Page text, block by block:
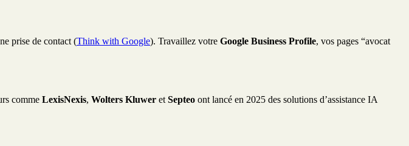
prise de contact (Think with Google). Travaillez votre Google Business Profile, vos pages “avocat
comme LexisNexis, Wolters Kluwer et Septeo ont lancé en 2025 des solutions d’assistance IA